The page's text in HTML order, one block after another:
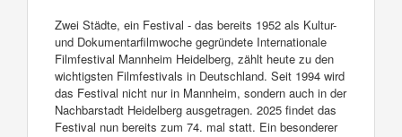
Zwei Städte, ein Festival - das bereits 1952 als Kultur-
und Dokumentarfilmwoche gegründete Internationale
Filmfestival Mannheim Heidelberg, zählt heute zu den
wichtigsten Filmfestivals in Deutschland. Seit 1994 wird
das Festival nicht nur in Mannheim, sondern auch in der
Nachbarstadt Heidelberg ausgetragen. 2025 findet das
Festival nun bereits zum 74. mal statt. Ein besonderer